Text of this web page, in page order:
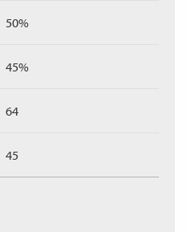
50%
45%
64
45